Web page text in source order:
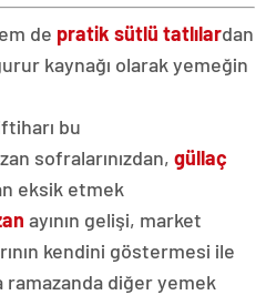
de pratik sütlü tatlılardan
kaynağı olarak yemeğin
bu
sofralarınızdan, güllaç
eksik etmek
ayının gelişi, market
kendini göstermesi ile
ramazanda diğer yemek